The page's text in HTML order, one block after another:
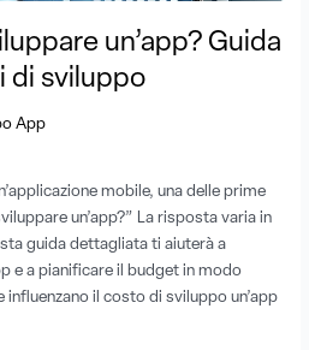
un’app? Guida
di sviluppo
App
mobile, una delle prime
un’app?” La risposta varia in
guida dettagliata ti aiuterà a
e a pianificare il budget in modo
il costo di sviluppo un’app